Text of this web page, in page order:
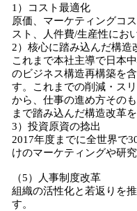
1）コスト最適化
原価、マーケティングコ
スト、人件費/生産性にお
2）核心に踏み込んだ構造
これまで本社主導で日本
のビジネス構造再構築を
す。これまでの削減・ス
から、仕事の進め方その
まで踏み込んだ構造改革
3）投資原資の捻出
2017年度までに全世界で
けのマーケティングや研
（5）人事制度改革
組織の活性化と若返りを
す。